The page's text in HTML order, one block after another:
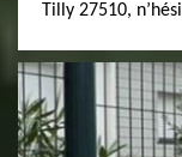
Tilly 27510,